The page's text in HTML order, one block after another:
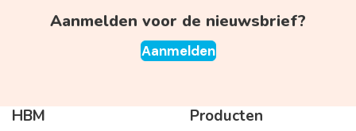
Aanmelden voor de nieuwsbrief?
Aanmelden
HBM Producten